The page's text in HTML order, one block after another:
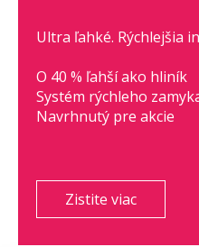
Ultra ľahké. Rýchlejšia
O 40 % ľahší ako hliník
Systém rýchleho
Navrhnutý pre akcie
Zistite viac